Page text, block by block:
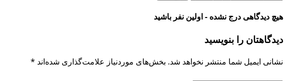
هیچ دیدگاهی درج نشده - اولین نفر باشید
دیدگاهتان را بنویسید
نشانی ایمیل شما منتشر نخواهد شد. بخش‌های موردنیاز علامت‌گذاری شده‌اند *